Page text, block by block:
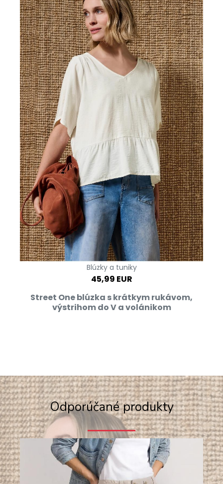
Blúzky a tuniky
45,99 EUR
Street One blúzka s krátkym rukávom,
výstrihom do V a volánikom
Odporúčané produkty